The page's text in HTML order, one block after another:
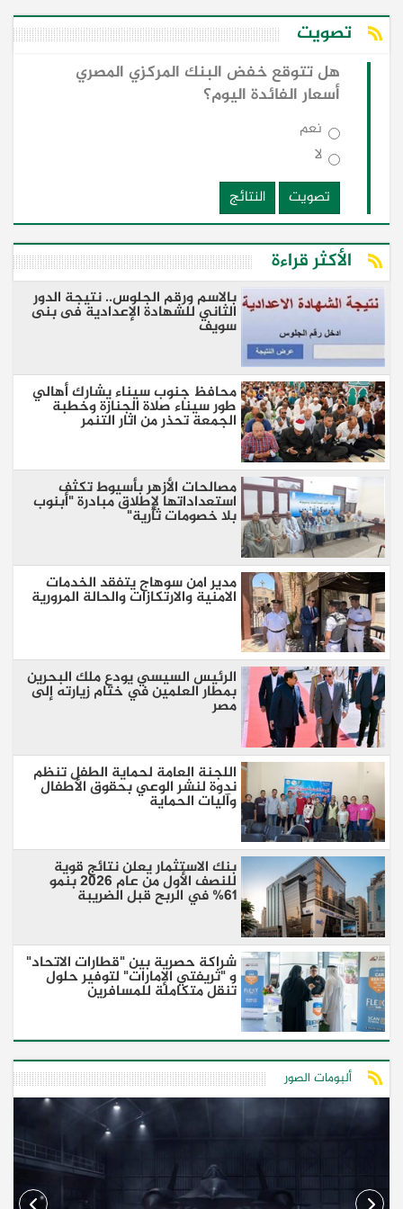
تصويت
هل تتوقع خفض البنك المركزي المصري
أسعار الفائدة اليوم؟
نعم
لا
تصويت
النتائج
الأكثر قراءة
بالاسم ورقم الجلوس.. نتيجة الدور
الثاني للشهادة الإعدادية فى بنى
سويف
محافظ جنوب سيناء يشارك أهالي
طور سيناء صلاة الجنازة وخطبة
الجمعة تحذر من اثار التنمر
مصالحات الأزهر بأسيوط تكثف
استعداداتها لإطلاق مبادرة "أبنوب
بلا خصومات ثأرية"
مدير امن سوهاج يتفقد الخدمات
الامنية والارتكازات والحالة المرورية
الرئيس السيسي يودع ملك البحرين
بمطار العلمين في ختام زيارته إلى
مصر
اللجنة العامة لحماية الطفل تنظم
ندوة لنشر الوعي بحقوق الأطفال
وآليات الحماية
بنك الاستثمار يعلن نتائج قوية
للنصف الأول من عام 2026 بنمو
61% في الربح قبل الضريبة
شراكة حصرية بين "قطارات الاتحاد"
و "ثريفتي الإمارات" لتوفير حلول
تنقل متكاملة للمسافرين
ألبومات الصور